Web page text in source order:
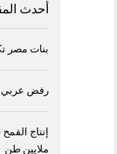
أحدث
بنات مصر
رفض عربي
ملايين طن